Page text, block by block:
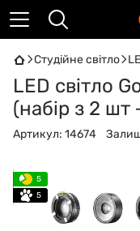
Студійне світло
LED світло
(набір з 2 шт
Артикул: 14674
5
5